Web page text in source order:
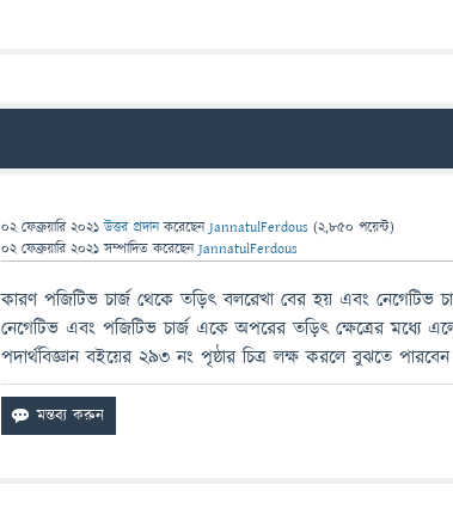
02 ফেব্রুয়ারি 2021 উত্তর প্রদান করেছেনJannatulFerdous (2,850 পয়েন্ট)
02 ফেব্রুয়ারি 2021 সম্পাদিত করেছেনJannatulFerdous
কারণ পজিটিভ চার্জ থেকে তড়িৎ বলরেখা বের হয় এবং নেগেটিভ
নেগেটিভ এবং পজিটিভ চার্জ একে অপরের তড়িৎ ক্ষেত্রের মধ্যে
পদার্থবিজ্ঞান বইয়ের ২৯৩ নং পৃষ্ঠার চিত্র লক্ষ করলে বুঝতে পারবেন